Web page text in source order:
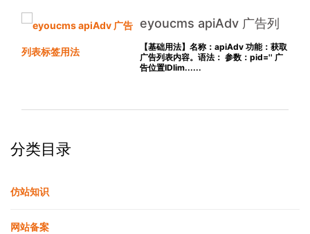
eyoucms apiAdv 广告列
表标签用法
【基础用法】名称：apiAdv 功能：获取
广告列表内容。语法： 参数：pid='' 广
告位置IDlim......
分类目录
仿站知识
网站备案